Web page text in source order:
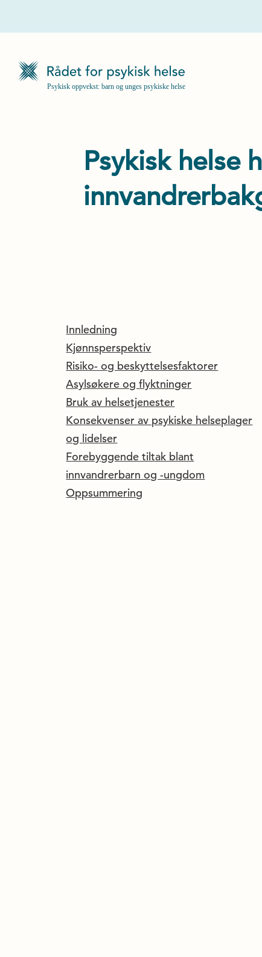
Psykisk helse
Innledning
Kjønnsperspektiv
Risiko- og beskyttelsesfaktorer
Asylsøkere og flyktninger
Bruk av helsetjenester
Konsekvenser av psykiske helseplager
og lidelser
Forebyggende tiltak blant
innvandrerbarn og -ungdom
Oppsummering